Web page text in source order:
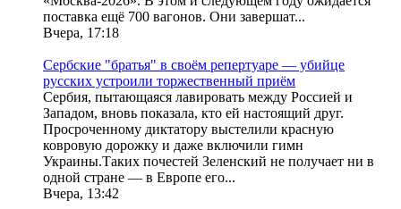
поставка ещё 700 вагонов. Они завершат...
Вчера, 17:18
Сербские "братья" в своём репертуаре — убийце
русских устроили торжественный приём
Сербия, пытающаяся лавировать между Россией и
Западом, вновь показала, кто ей настоящий друг.
Просроченному диктатору выстелили красную
ковровую дорожку и даже включили гимн
Украины.Таких почестей Зеленский не получает ни в
одной стране — в Европе его...
Вчера, 13:42